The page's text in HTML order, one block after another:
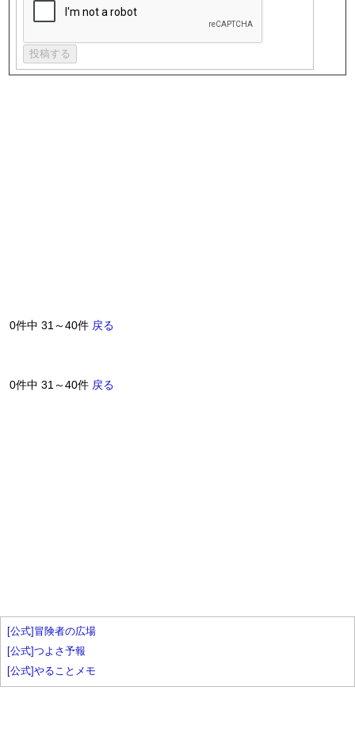
0件中 31～40件 戻る
0件中 31～40件 戻る
[公式]冒険者の広場
[公式]つよさ予報
[公式]やることメモ